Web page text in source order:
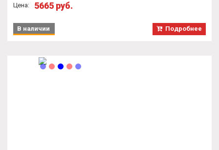
Цена: 5665 руб.
Подробнее
В наличии